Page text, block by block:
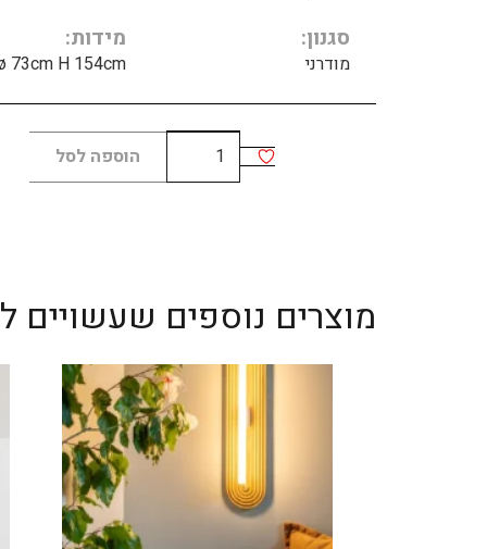
סגנון
מודרני
מידות
73cm H 154cm
כמות
של
הוספה לסל
מוצרים נוספים שעשויים